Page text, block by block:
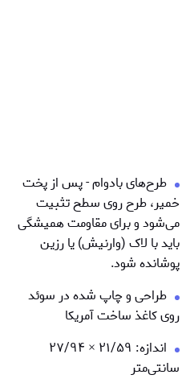
طرح‌های بادوام - پس از پخت
خمیر، طرح روی سطح تثبیت
می‌شود و برای مقاومت همیشگی
باید با لاک (وارنیش) یا رزین
پوشانده شود.
طراحی و چاپ شده در سوئد
روی کاغذ ساخت آمریکا
اندازه: ۲۱/۵۹
× ۲۷/۹۴
سانتی‌متر